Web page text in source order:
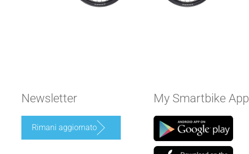
Newsletter
Rimani aggiornato
My Smartbike App